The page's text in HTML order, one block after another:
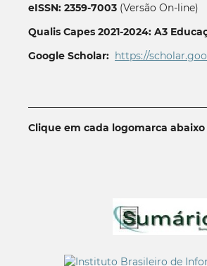
eISSN: 2359-7003(Versão On-line)
Qualis Capes 2021-2024: A3
Google Scholar: https://
Clique em cada logomarca